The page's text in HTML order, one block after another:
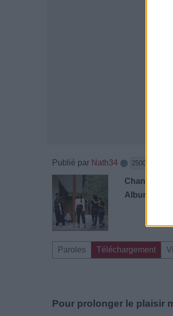
Publié par Nath34 25001
Chanteurs :
Albums :
Paroles Téléchargement
Pour prolonger le plaisir